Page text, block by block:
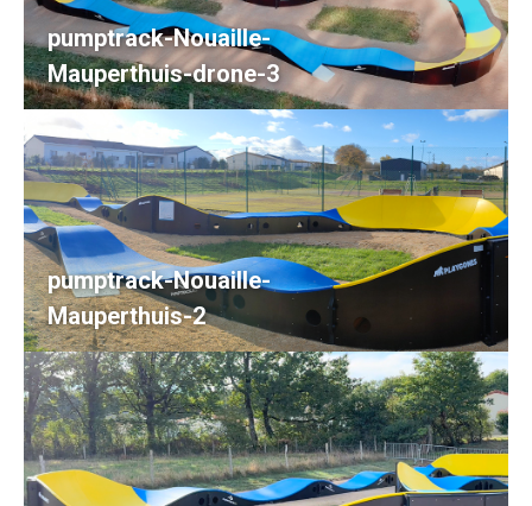
pumptrack-Nouaille-
Mauperthuis-drone-3
pumptrack-Nouaille-
Mauperthuis-2